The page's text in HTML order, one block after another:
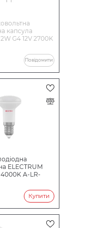
капсула
G4 12V 2700K
Повідомити
ELECTRUM
4000K A-LR-
Купити